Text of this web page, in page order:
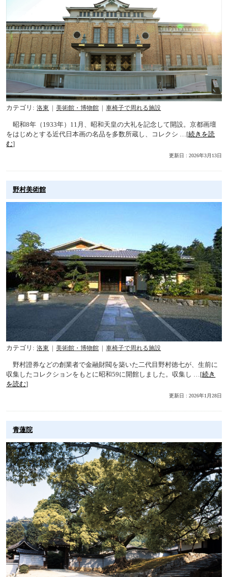
カテゴリ 洛東 美術館・博物館 車椅子で周れる施設
昭和8年（1933年）11月、昭和天皇の大礼を記念して開設。京都画壇
をはじめとする近代日本画の名品を多数所蔵し、コレクシ …[続きを読
む]
更新日 : 2026年3月13日
野村美術館
カテゴリ 洛東 美術館・博物館 車椅子で周れる施設
野村證券などの創業者で金融財閥を築いた二代目野村徳七が、生前に
収集したコレクションをもとに昭和59に開館しました。収集し …[続き
を読む]
更新日 : 2026年1月28日
青蓮院